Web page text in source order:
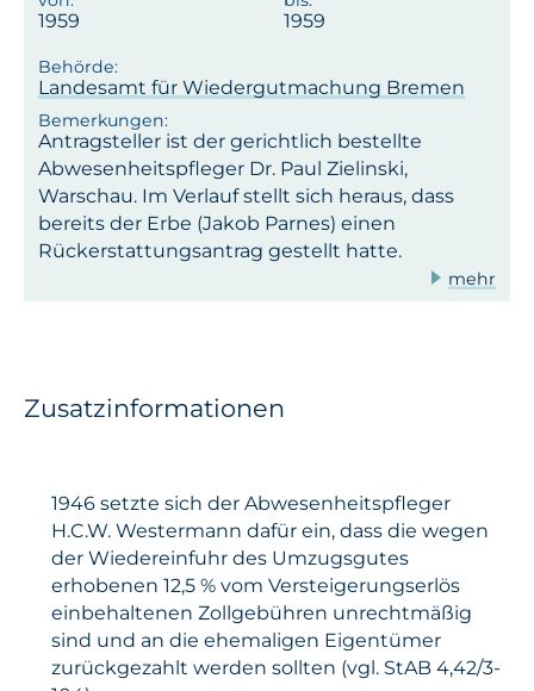
1959 1959
Landesamt für Wiedergutmachung Bremen
Antragsteller ist der gerichtlich bestellte
Abwesenheitspfleger Dr. Paul Zielinski,
Warschau. Im Verlauf stellt sich heraus, dass
bereits der Erbe (Jakob Parnes) einen
Rückerstattungsantrag gestellt hatte.
mehr
Zusatzinformationen
1946 setzte sich der Abwesenheitspfleger
H.C.W. Westermann dafür ein, dass die wegen
der Wiedereinfuhr des Umzugsgutes
erhobenen 12,5 % vom Versteigerungserlös
einbehaltenen Zollgebühren unrechtmäßig
sind und an die ehemaligen Eigentümer
zurückgezahlt werden sollten (vgl. StAB 4,42/3-